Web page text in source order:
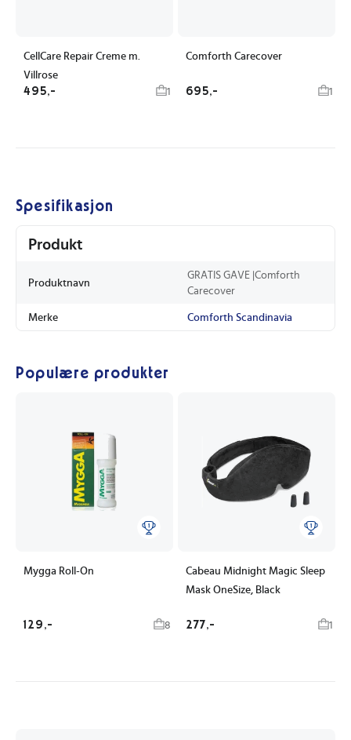
CellCare Repair Creme m.
Villrose
495,- 1
Comforth Carecover
695,- 1
Spesifikasjon
Produkt
Produktnavn
GRATIS GAVE |Comforth
Carecover
Merke Comforth Scandinavia
Populære produkter
Mygga Roll-On
129,- 8
Cabeau Midnight Magic Sleep
Mask OneSize, Black
277,- 1